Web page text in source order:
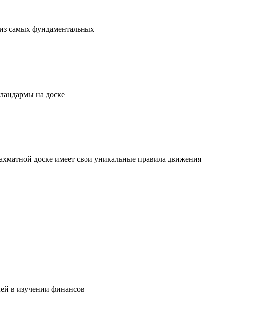
самых фундаментальных
на доске
доске имеет свои уникальные правила движения
в изучении финансов